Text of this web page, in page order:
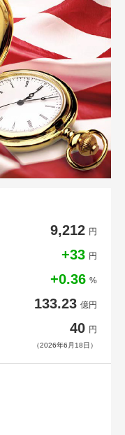
9,212 円
+33 円
+0.36 %
133.23 億円
40 円
（2026年6月18日）